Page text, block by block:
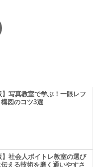
】写真教室で学ぶ！一眼レフ
図のコツ3選
】社会人ボイトレ教室の選び
える技術を磨く通いやすさ